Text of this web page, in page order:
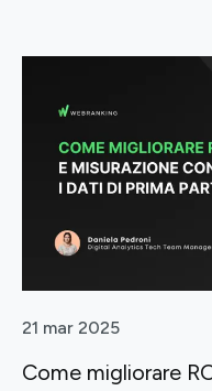
21 mar 2025
Come migliorare